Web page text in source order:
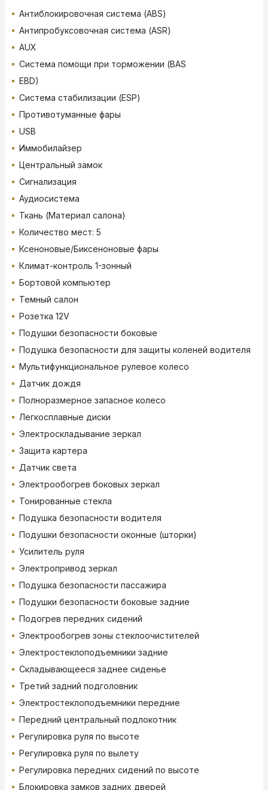
Антиблокировочная система (ABS)
Антипробуксовочная система (ASR)
AUX
Система помощи при торможении (BAS
EBD)
Система стабилизации (ESP)
Противотуманные фары
USB
Иммобилайзер
Центральный замок
Сигнализация
Аудиосистема
Ткань (Материал салона)
Количество мест: 5
Ксеноновые/Биксеноновые фары
Климат-контроль 1-зонный
Бортовой компьютер
Темный салон
Розетка 12V
Подушки безопасности боковые
Подушка безопасности для защиты коленей водителя
Мультифункциональное рулевое колесо
Датчик дождя
Полноразмерное запасное колесо
Легкосплавные диски
Электроскладывание зеркал
Защита картера
Датчик света
Электрообогрев боковых зеркал
Тонированные стекла
Подушка безопасности водителя
Подушки безопасности оконные (шторки)
Усилитель руля
Электропривод зеркал
Подушка безопасности пассажира
Подушки безопасности боковые задние
Подогрев передних сидений
Электрообогрев зоны стеклоочистителей
Электростеклоподъемники задние
Складывающееся заднее сиденье
Третий задний подголовник
Электростеклоподъемники передние
Передний центральный подлокотник
Регулировка руля по высоте
Регулировка руля по вылету
Регулировка передних сидений по высоте
Блокировка замков задних дверей